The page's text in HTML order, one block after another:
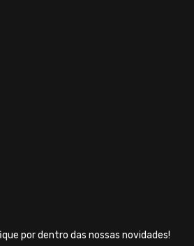
por dentro das nossas novidades!